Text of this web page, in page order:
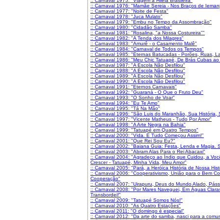
:: Carnaval 1976: "Mamãe Sereia - Nos Braços de
:: Carnaval 1977: "Noite de Festa"
:: Carnaval 1978: "Juca Mulato"
:: Carnaval 1979: "Embu no Tempo da Assombração"
:: Carnaval 1980: "Cidadão Samba"
:: Carnaval 1981: "Rosalina, "a Nossa Costureira""
:: Carnaval 1982: "A Tenda dos Milagres"
:: Carnaval 1983: "Amurê - o Casamento Malê"
:: Carnaval 1984: "Carnaval de Todos os Tempos"
:: Carnaval 1985: "Eternas Batucadas - Porões, Ruas,
:: Carnaval 1986: "Meu Chic Tatuapé, De Brás Cubas
:: Carnaval 1987: "A Escola Não Desfilou"
:: Carnaval 1988: "A Escola Não Desfilou"
:: Carnaval 1989: "A Escola Não Desfilou"
:: Carnaval 1990: "A Escola Não Desfilou"
:: Carnaval 1991: "Eternos Carnavais"
:: Carnaval 1992: "Guaraná - O Que o Fruto Deu"
:: Carnaval 1993: "O Sonho de Voar"
:: Carnaval 1994: "Eu Te Amo"
:: Carnaval 1995: "Tá Na Mão"
:: Carnaval 1996: "São Luis do Maranhão, Sua História,
:: Carnaval 1997: "Vicente Matheus - Tudo Por Amor"
:: Carnaval 1998: "A Arte Negra na Bahia"
:: Carnaval 1999: "Tatuapé em Quatro Tempos"
:: Carnaval 2000: "Vida. E Tudo Começou Assim!"
:: Carnaval 2001: "Que Rei Sou Eu?"
:: Carnaval 2002: "Baiana Guia: Festa, Lenda e Magia.
:: Carnaval 2003: "Abram Alas Para o Rei Abacaxi"
:: Carnaval 2004: "Agradeço ao Índio que Cuidou, a
Crescer - Tatuapé, Minha Vida, Meu Amor"
:: Carnaval 2005: "Pará, a Heróica História de Nossa
:: Carnaval 2006: "Cooperativismo, União para o Bem
Cooperação"
:: Carnaval 2007: "Uirapuru, Deus do Mundo Alado,
:: Carnaval 2008: "Por Mares Naveguei, Em Águas
Transbordei!"
:: Carnaval 2009: "Tatuapé Somos Nós!"
:: Carnaval 2010: "As Quatro Estações"
:: Carnaval 2011: "O domingo é especial"
:: Carnaval 2012: "Da arte do samba, nasci para a